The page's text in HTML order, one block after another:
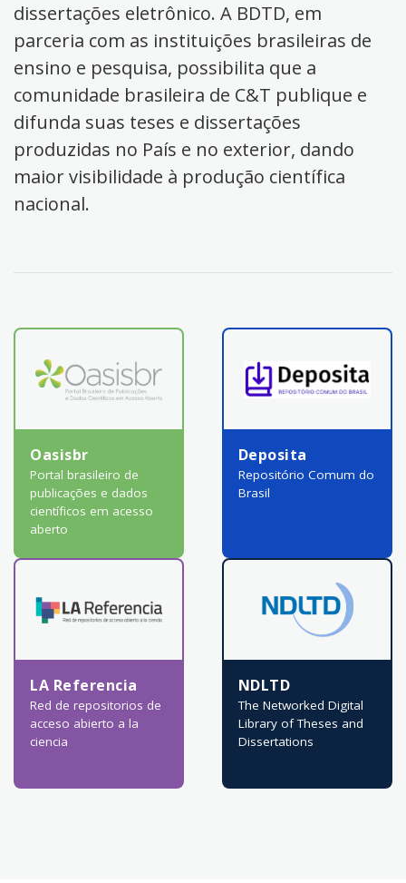
dissertações eletrônico. A BDTD, em
parceria com as instituições brasileiras de
ensino e pesquisa, possibilita que a
comunidade brasileira de C&T publique e
difunda suas teses e dissertações
produzidas no País e no exterior, dando
maior visibilidade à produção científica
nacional.
Oasisbr
Portal brasileiro de
publicações e dados
científicos em acesso
aberto
Deposita
Repositório Comum do
Brasil
LA Referencia
Red de repositorios de
acceso abierto a la
ciencia
NDLTD
The Networked Digital
Library of Theses and
Dissertations